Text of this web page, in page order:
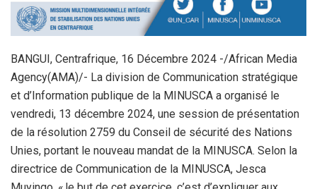
BANGUI, Centrafrique, 16 Décembre 2024 -/African Media
Agency(AMA)/- La division de Communication stratégique
et d’Information publique de la MINUSCA a organisé le
vendredi, 13 décembre 2024, une session de présentation
de la résolution 2759 du Conseil de sécurité des Nations
Unies, portant le nouveau mandat de la MINUSCA. Selon la
directrice de Communication de la MINUSCA, Jesca